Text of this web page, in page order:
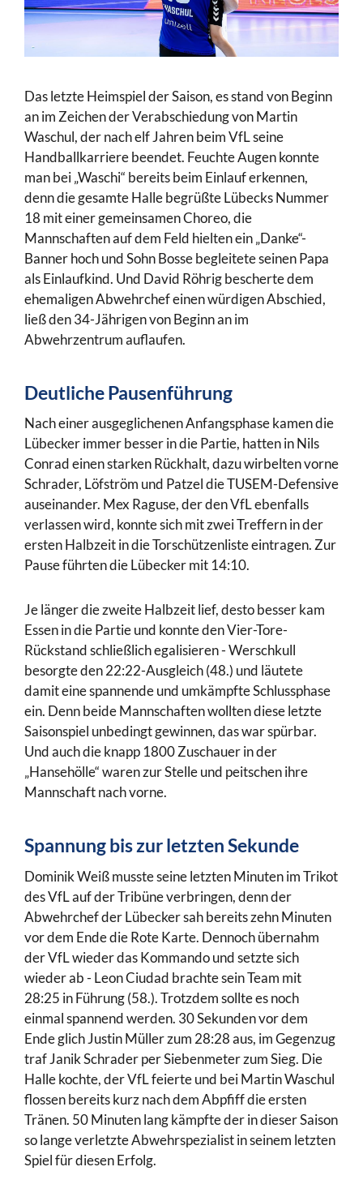
Das letzte Heimspiel der Saison, es stand von Beginn
an im Zeichen der Verabschiedung von Martin
Waschul, der nach elf Jahren beim VfL seine
Handballkarriere beendet. Feuchte Augen konnte
man bei „Waschi“ bereits beim Einlauf erkennen,
denn die gesamte Halle begrüßte Lübecks Nummer
18 mit einer gemeinsamen Choreo, die
Mannschaften auf dem Feld hielten ein „Danke“-
Banner hoch und Sohn Bosse begleitete seinen Papa
als Einlaufkind. Und David Röhrig bescherte dem
ehemaligen Abwehrchef einen würdigen Abschied,
ließ den 34-Jährigen von Beginn an im
Abwehrzentrum auflaufen.
Deutliche Pausenführung
Nach einer ausgeglichenen Anfangsphase kamen die
Lübecker immer besser in die Partie, hatten in Nils
Conrad einen starken Rückhalt, dazu wirbelten vorne
Schrader, Löfström und Patzel die TUSEM-Defensive
auseinander. Mex Raguse, der den VfL ebenfalls
verlassen wird, konnte sich mit zwei Treffern in der
ersten Halbzeit in die Torschützenliste eintragen. Zur
Pause führten die Lübecker mit 14:10.
Je länger die zweite Halbzeit lief, desto besser kam
Essen in die Partie und konnte den Vier-Tore-
Rückstand schließlich egalisieren - Werschkull
besorgte den 22:22-Ausgleich (48.) und läutete
damit eine spannende und umkämpfte Schlussphase
ein. Denn beide Mannschaften wollten diese letzte
Saisonspiel unbedingt gewinnen, das war spürbar.
Und auch die knapp 1800 Zuschauer in der
„Hansehölle“ waren zur Stelle und peitschen ihre
Mannschaft nach vorne.
Spannung bis zur letzten Sekunde
Dominik Weiß musste seine letzten Minuten im Trikot
des VfL auf der Tribüne verbringen, denn der
Abwehrchef der Lübecker sah bereits zehn Minuten
vor dem Ende die Rote Karte. Dennoch übernahm
der VfL wieder das Kommando und setzte sich
wieder ab - Leon Ciudad brachte sein Team mit
28:25 in Führung (58.). Trotzdem sollte es noch
einmal spannend werden. 30 Sekunden vor dem
Ende glich Justin Müller zum 28:28 aus, im Gegenzug
traf Janik Schrader per Siebenmeter zum Sieg. Die
Halle kochte, der VfL feierte und bei Martin Waschul
flossen bereits kurz nach dem Abpfiff die ersten
Tränen. 50 Minuten lang kämpfte der in dieser Saison
so lange verletzte Abwehrspezialist in seinem letzten
Spiel für diesen Erfolg.